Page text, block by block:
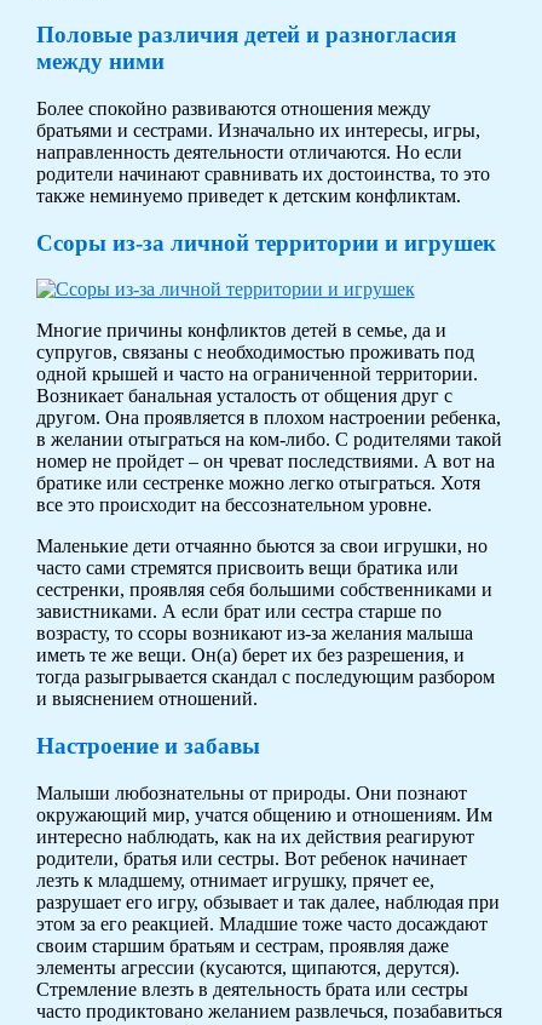
Половые различия детей и разногласия
между ними
Более спокойно развиваются отношения между
братьями и сестрами. Изначально их интересы, игры,
направленность деятельности отличаются. Но если
родители начинают сравнивать их достоинства, то это
также неминуемо приведет к детским конфликтам.
Ссоры из-за личной территории и игрушек
Многие причины конфликтов детей в семье, да и
супругов, связаны с необходимостью проживать под
одной крышей и часто на ограниченной территории.
Возникает банальная усталость от общения друг с
другом. Она проявляется в плохом настроении ребенка,
в желании отыграться на ком-либо. С родителями такой
номер не пройдет – он чреват последствиями. А вот на
братике или сестренке можно легко отыграться. Хотя
все это происходит на бессознательном уровне.
Маленькие дети отчаянно бьются за свои игрушки, но
часто сами стремятся присвоить вещи братика или
сестренки, проявляя себя большими собственниками и
завистниками. А если брат или сестра старше по
возрасту, то ссоры возникают из-за желания малыша
иметь те же вещи. Он(а) берет их без разрешения, и
тогда разыгрывается скандал с последующим разбором
и выяснением отношений.
Настроение и забавы
Малыши любознательны от природы. Они познают
окружающий мир, учатся общению и отношениям. Им
интересно наблюдать, как на их действия реагируют
родители, братья или сестры. Вот ребенок начинает
лезть к младшему, отнимает игрушку, прячет ее,
разрушает его игру, обзывает и так далее, наблюдая при
этом за его реакцией. Младшие тоже часто досаждают
своим старшим братьям и сестрам, проявляя даже
элементы агрессии (кусаются, щипаются, дерутся).
Стремление влезть в деятельность брата или сестры
часто продиктовано желанием развлечься, позабавиться